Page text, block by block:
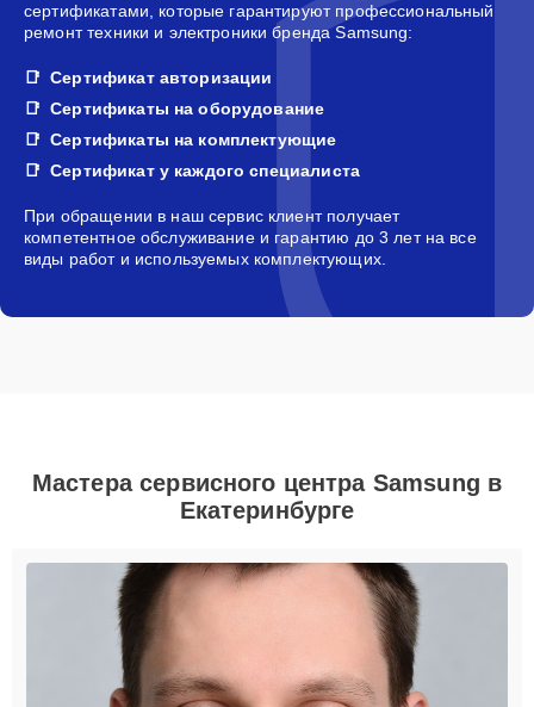
сертификатами, которые гарантируют профессиональный
ремонт техники и электроники бренда Samsung:
Сертификат авторизации
Сертификаты на оборудование
Сертификаты на комплектующие
Сертификат у каждого специалиста
При обращении в наш сервис клиент получает
компетентное обслуживание и гарантию до 3 лет на все
виды работ и используемых комплектующих.
Мастера сервисного центра Samsung в
Екатеринбурге